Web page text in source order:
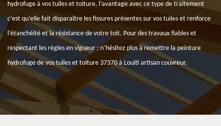
hydrofuge à vos tuiles et toiture, l’avantage avec ce type de traitement
c’est qu’elle fait disparaître les fissures présentes sur vos tuiles et renforce
l’étanchéité et la résistance de votre toit. Pour des travaux fiables et
respectant les règles en vigueur ; n’hésitez plus à remettre la peinture
hydrofuge de vos tuiles et toiture 37370 à Louiti artisan couvreur.